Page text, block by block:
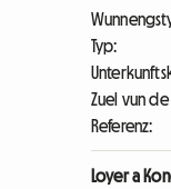
Typ:
Zuel vun
Referenz:
Loyer a